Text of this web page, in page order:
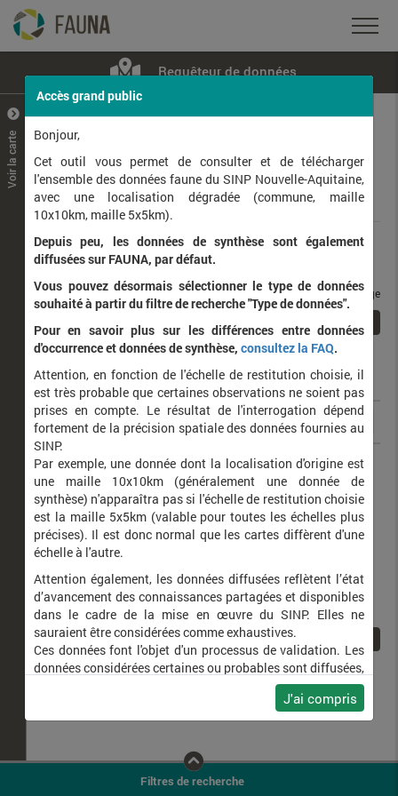
Requêteur de données
+
–
Voir la carte
Données
Rang taxonomique :
Affichage de1à 1sur1
taxons / page
Nom latin Nom vernaculaire
Palmodes occitanicus
Filtres de recherche
Accès grand public
Bonjour,
Cet outil vous permet de consulter et de télécharger
l'ensemble des données faune du SINP Nouvelle-Aquitaine,
avec une localisation dégradée (commune, maille
10x10km, maille 5x5km).
Depuis peu, les données de synthèse sont également
diffusées sur FAUNA, par défaut.
Vous pouvez désormais sélectionner le type de données
souhaité à partir du filtre de recherche "Type de données".
Pour en savoir plus sur les différences entre données
d'occurrence et données de synthèse, consultez la FAQ.
Attention, en fonction de l'échelle de restitution choisie, il
est très probable que certaines observations ne soient pas
prises en compte. Le résultat de l'interrogation dépend
fortement de la précision spatiale des données fournies au
SINP.
Par exemple, une donnée dont la localisation d'origine est
une maille 10x10km (généralement une donnée de
synthèse) n'apparaîtra pas si l'échelle de restitution choisie
est la maille 5x5km (valable pour toutes les échelles plus
précises). Il est donc normal que les cartes diffèrent d'une
échelle à l'autre.
Attention également, les données diffusées reflètent l’état
d’avancement des connaissances partagées et disponibles
dans le cadre de la mise en œuvre du SINP. Elles ne
sauraient être considérées comme exhaustives.
Ces données font l'objet d'un processus de validation. Les
données considérées certaines ou probables sont diffusées,
ainsi que celles pour lesquelles la méthode n'est pas
J'ai compris